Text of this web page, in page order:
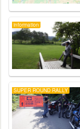
information
SUPER ROUND RALLY